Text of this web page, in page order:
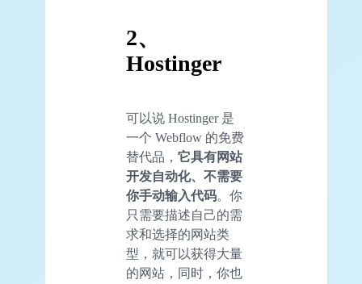
2、
Hostinger
可以说 Hostinger 是
一个 Webflow 的免费
替代品， 它具有网站
开发自动化、不需要
你手动输入代码。你
只需要描述自己的需
求和选择的网站类
型，就可以获得大量
的网站，同时，你也